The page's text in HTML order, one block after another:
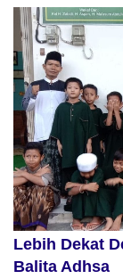
Lebih Dekat
Balita Adhsa